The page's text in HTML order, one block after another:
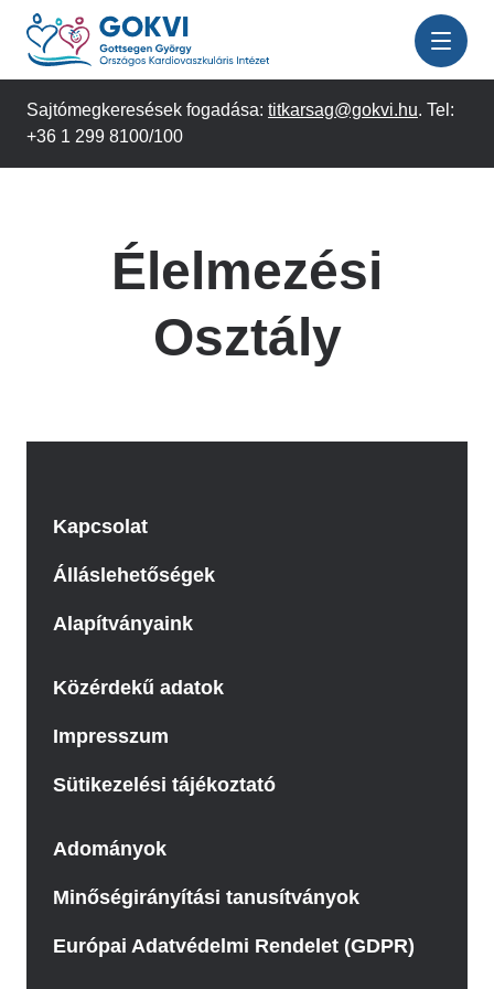
Ugrás
tartalomra
Sajtómegkeresések fogadása: titkarsag@gokvi.hu. Tel:
+36 1 299 8100/100
Élelmezési
Osztály
Kapcsolat
Álláslehetőségek
Alapítványaink
Közérdekű adatok
Impresszum
Sütikezelési tájékoztató
Adományok
Minőségirányítási tanusítványok
Európai Adatvédelmi Rendelet (GDPR)